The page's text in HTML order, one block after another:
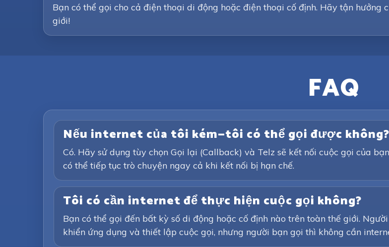
Bạn có thể gọi cho cả điện thoại di động hoặc điện thoại cố định. Hãy tận
giới!
FAQ
Nếu internet của tôi kém—tôi có thể gọi được không?
Có. Hãy sử dụng tùy chọn Gọi lại (Callback) và Telz sẽ kết nối cuộc gọi của
có thể tiếp tục trò chuyện ngay cả khi kết nối bị hạn chế.
Tôi có cần internet để thực hiện cuộc gọi không?
Bạn có thể gọi đến bất kỳ số di động hoặc cố định nào trên toàn thế giới.
khiển ứng dụng và thiết lập cuộc gọi, nhưng người bạn gọi thì không cần